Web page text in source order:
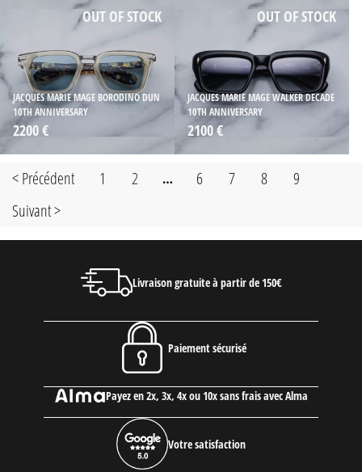
JACQUES MARIE MAGE BORODINO DUN
10TH ANNIVERSARY
2200 €
OUT OF STOCK
JACQUES MARIE MAGE WALKER DECADE
10TH ANNIVERSARY
2100 €
OUT OF STOCK
< Précédent 1 2 … 6 7 8
9
Suivant >
Livraison gratuite à partir de 150€
Paiement sécurisé
Payez en 2x, 3x, 4x ou 10x sans frais avec Alma
Votre satisfaction